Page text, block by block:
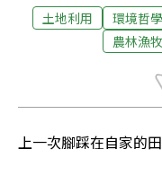
土地利用 環境哲學
農林漁
上一次腳踩在自家的